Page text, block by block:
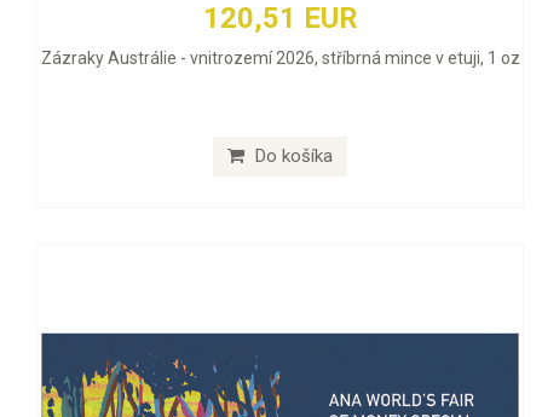
120,51 EUR
Zázraky Austrálie - vnitrozemí 2026, stříbrná mince v etuji, 1 oz
Do košíka